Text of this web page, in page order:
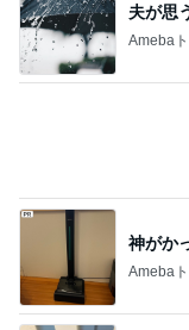
夫が思
Ameba
食事の
Ameba